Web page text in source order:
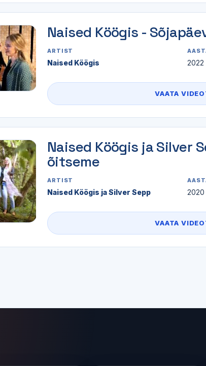
Naised Köögis -
ARTIST
Naised Köögis 2022
VAATA
Naised Köögis ja Silver
õitseme
ARTIST
Naised Köögis ja Silver Sepp 2020
VAATA